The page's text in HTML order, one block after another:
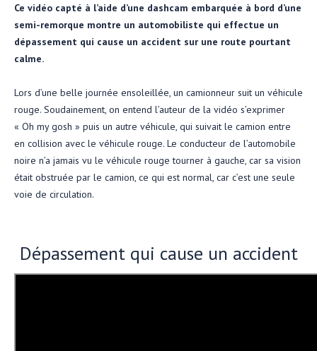
Ce vidéo capté à l’aide d’une dashcam embarquée à bord d’une
semi-remorque montre un automobiliste qui effectue un
dépassement qui cause un accident sur une route pourtant
calme.
Lors d’une belle journée ensoleillée, un camionneur suit un véhicule
rouge. Soudainement, on entend l’auteur de la vidéo s’exprimer
« Oh my gosh » puis un autre véhicule, qui suivait le camion entre
en collision avec le véhicule rouge. Le conducteur de l’automobile
noire n’a jamais vu le véhicule rouge tourner à gauche, car sa vision
était obstruée par le camion, ce qui est normal, car c’est une seule
voie de circulation.
Dépassement qui cause un accident